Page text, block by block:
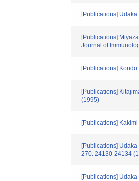
[Publications]
[Publications]
Journal of
[Publications]
[Publications]
(1995)
[Publications]
[Publications]
270. 24130-24134
[Publications]